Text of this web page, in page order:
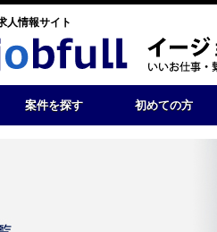
人情報サイト
案件を探す 初めての方